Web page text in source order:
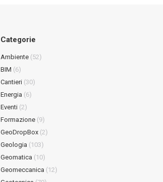
Categorie
Ambiente(52)
BIM (6)
Cantieri(30)
Energia (6)
Eventi(2)
Formazione(9)
GeoDropBox(2)
Geologia (103)
Geomatica (10)
Geomeccanica (12)